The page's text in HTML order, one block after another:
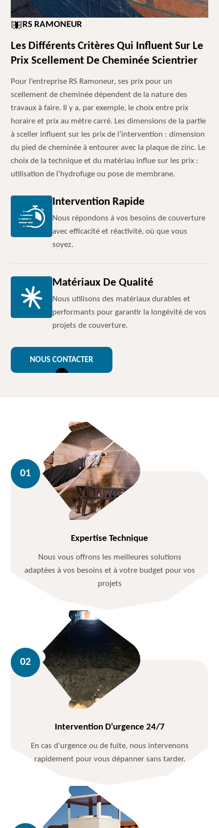
RS RAMONEUR
Les Différents Critères Qui Influent Sur Le
Prix Scellement De Cheminée Scientrier
Pour l’entreprise RS Ramoneur, ses prix pour un
scellement de cheminée dépendent de la nature des
travaux à faire. Il y a, par exemple, le choix entre prix
horaire et prix au mètre carré. Les dimensions de la partie
à sceller influent sur les prix de l’intervention : dimension
du pied de cheminée à entourer avec la plaque de zinc. Le
choix de la technique et du matériau influe sur les prix :
utilisation de l’hydrofuge ou pose de membrane.
Intervention Rapide
Nous répondons à vos besoins de couverture
avec efficacité et réactivité, où que vous
soyez.
Matériaux De Qualité
Nous utilisons des matériaux durables et
performants pour garantir la longévité de vos
projets de couverture.
NOUS CONTACTER
Expertise Technique
Nous vous offrons les meilleures solutions
adaptées à vos besoins et à votre budget pour vos
projets
Intervention D'urgence 24/7
En cas d'urgence ou de fuite, nous intervenons
rapidement pour vous dépanner sans tarder.